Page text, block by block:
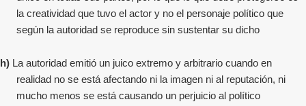
la creatividad que tuvo el actor y no el personaje político que
según la autoridad se reproduce sin sustentar su dicho
h) La autoridad emitió un juico extremo y arbitrario cuando en
realidad no se está afectando ni la imagen ni al reputación, ni
mucho menos se está causando un perjuicio al político